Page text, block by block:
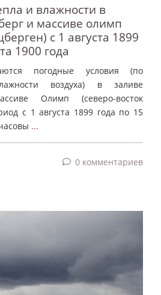
и влажности в
и массиве олимп
с 1 августа 1899
1900 года
погодные условия (по
воздуха) в заливе
Олимп (северо-восток
с 1 августа 1899 года по 15
...
0 комментариев